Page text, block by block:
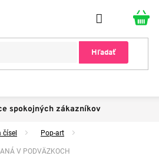
Hľadať
spokojných zákazníkov
Pop-art
V PODVÄZKOCH